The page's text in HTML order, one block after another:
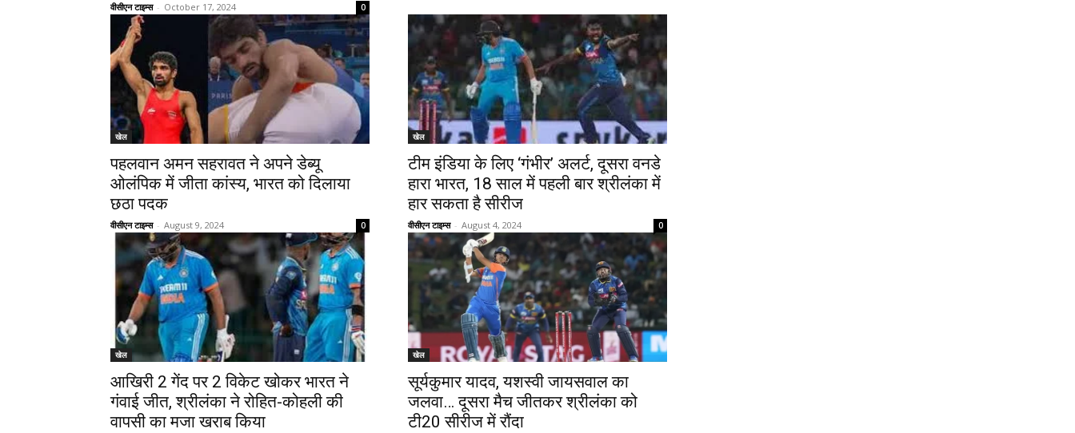
वीसीएन टाइम्स - October 17, 2024 0
खेल
पहलवान अमन सहरावत ने अपने डेब्यू
ओलंपिक में जीता कांस्य, भारत को दिलाया
छठा पदक
वीसीएन टाइम्स - August 9, 2024 0
खेल
टीम इंडिया के लिए ‘गंभीर’ अलर्ट, दूसरा वनडे
हारा भारत, 18 साल में पहली बार श्रीलंका में
हार सकता है सीरीज
वीसीएन टाइम्स - August 4, 2024 0
खेल
आखिरी 2 गेंद पर 2 विकेट खोकर भारत ने
गंवाई जीत, श्रीलंका ने रोहित-कोहली की
वापसी का मजा खराब किया
खेल
सूर्यकुमार यादव, यशस्वी जायसवाल का
जलवा… दूसरा मैच जीतकर श्रीलंका को
टी20 सीरीज में रौंदा